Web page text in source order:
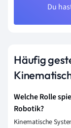
Du
Häufig
Welche Rolle
Robotik?
Kinematische